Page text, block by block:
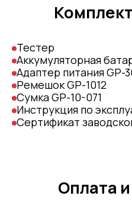
Тестер
Аккумуляторная
Адаптер питания GP-
Ремешок GP-1012
Сумка GP-10-071
Инструкция по
Сертификат
Оплата